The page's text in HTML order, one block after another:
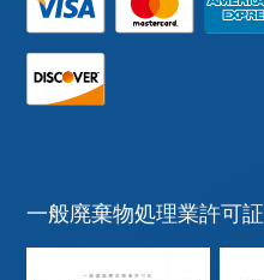
一般廃棄物処理業許可証